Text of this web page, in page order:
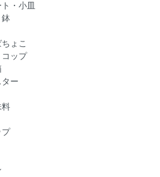
・小皿
ょこ
コップ
ー
料
プ